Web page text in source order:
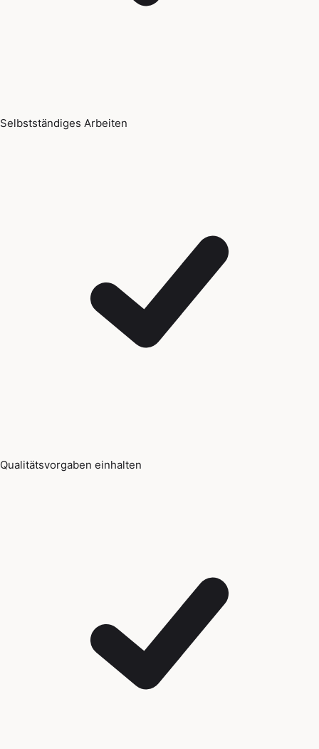
Selbstständiges Arbeiten
Qualitätsvorgaben einhalten